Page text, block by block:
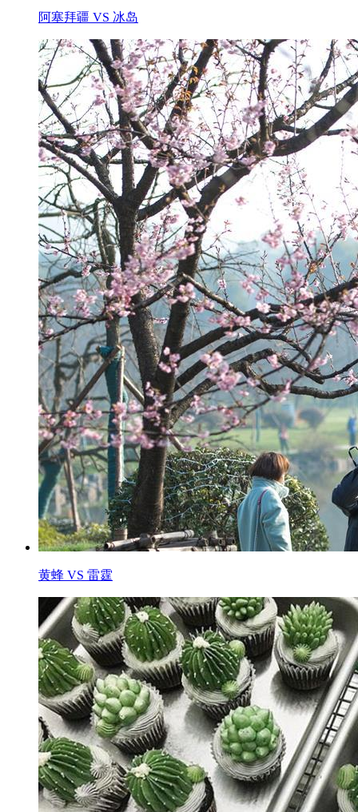
阿塞拜疆 VS 冰岛
黄蜂 VS 雷霆